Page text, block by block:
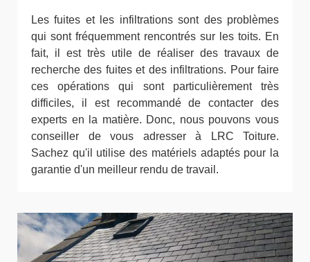
Les fuites et les infiltrations sont des problèmes
qui sont fréquemment rencontrés sur les toits. En
fait, il est très utile de réaliser des travaux de
recherche des fuites et des infiltrations. Pour faire
ces opérations qui sont particulièrement très
difficiles, il est recommandé de contacter des
experts en la matière. Donc, nous pouvons vous
conseiller de vous adresser à LRC Toiture.
Sachez qu'il utilise des matériels adaptés pour la
garantie d'un meilleur rendu de travail.